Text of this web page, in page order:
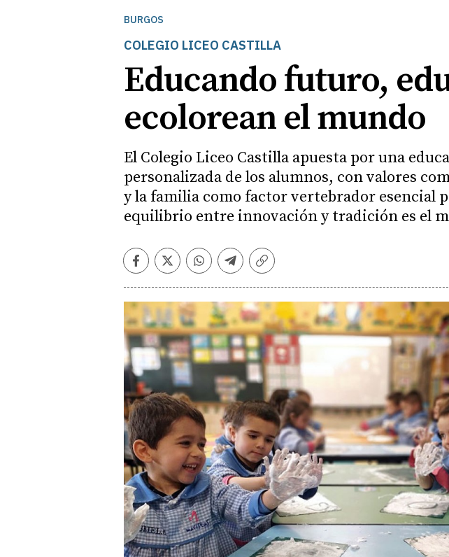
BURGOS
COLEGIO LICEO CASTILLA
Educando futuro,
ecolorean el mundo
El Colegio Liceo Castilla apuesta por una
personalizada de los alumnos, con valores
y la familia como factor vertebrador esencial
equilibrio entre innovación y tradición es el
Facebook
TwitterWhatsapp
Telegram
Copiar